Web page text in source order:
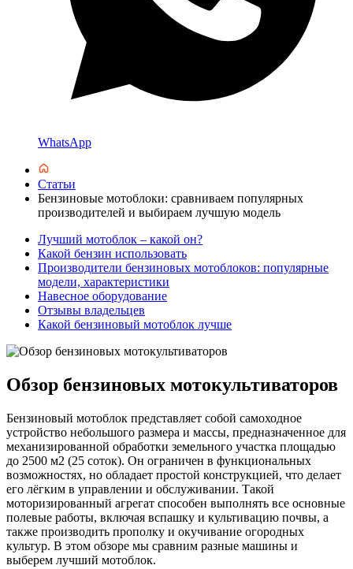
WhatsApp
Статьи
Бензиновые мотоблоки: сравниваем популярных
производителей и выбираем лучшую модель
Лучший мотоблок – какой он?
Какой бензин использовать
Производители бензиновых мотоблоков: популярные
модели, характеристики
Навесное оборудование
Отзывы владельцев
Какой бензиновый мотоблок лучше
Обзор бензиновых мотокультиваторов
Бензиновый мотоблок представляет собой самоходное
устройство небольшого размера и массы, предназначенное для
механизированной обработки земельного участка площадью
до 2500 м2 (25 соток). Он ограничен в функциональных
возможностях, но обладает простой конструкцией, что делает
его лёгким в управлении и обслуживании. Такой
моторизированный агрегат способен выполнять все основные
полевые работы, включая вспашку и культивацию почвы, а
также производить прополку и окучивание огородных
культур. В этом обзоре мы сравним разные машины и
выберем лучший мотоблок.